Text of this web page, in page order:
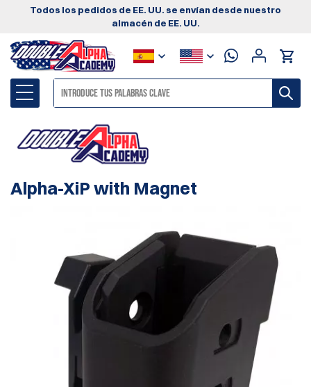
Todos los pedidos de EE. UU. se envían desde nuestro
almacén de EE. UU.
Alpha-XiP with Magnet